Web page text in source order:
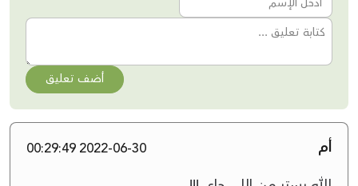
أضف تعليق
أم 2022-06-30 00:29:49